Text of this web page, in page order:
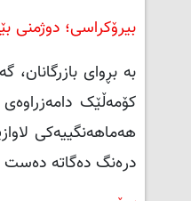
بیرۆکراسی؛ دوژمنی
بە بڕوای بازرگانان،
کۆمەڵێک
هەماهەنگییەکی
درەنگ دەگاتە دەست